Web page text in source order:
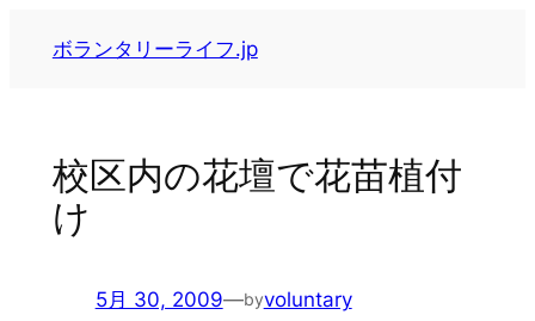
ボランタリーライフ.jp
校区内の花壇で花苗植付
け
5月 30, 2009—byvoluntary